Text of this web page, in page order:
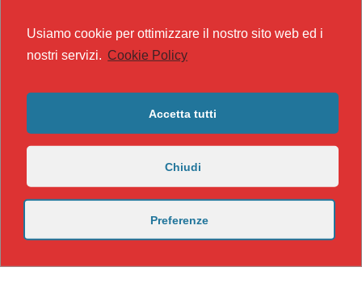
Usiamo cookie per ottimizzare il nostro sito web ed i
nostri servizi. Cookie Policy
Accetta tutti
Chiudi
Preferenze